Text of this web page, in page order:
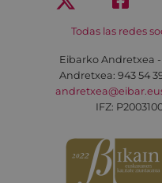
Todas las redes
Eibarko Andretxea -
Andretxea: 943 54
IFZ: